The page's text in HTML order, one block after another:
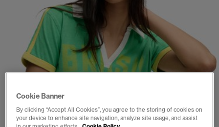
Cookie Banner
By clicking “Accept All Cookies”, you agree to the storing of cookies on
your device to enhance site navigation, analyze site usage, and assist